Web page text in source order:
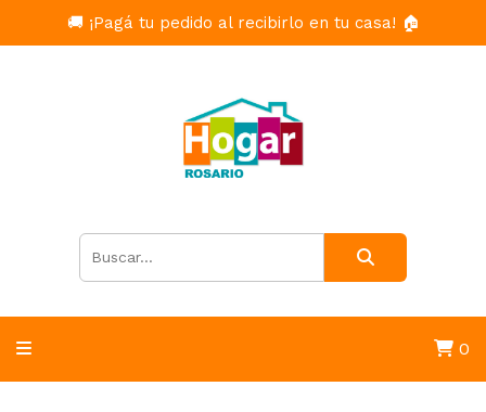
🚚 ¡Pagá tu pedido al recibirlo en tu casa! 🏠
0